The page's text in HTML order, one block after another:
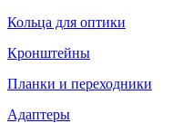
Кольца для оптики
Кронштейны
Планки и переходники
Адаптеры